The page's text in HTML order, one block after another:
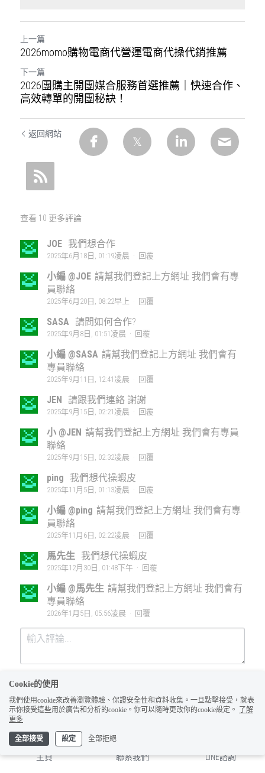
上一篇
2026momo購物電商代營運電商代操代銷推薦
下一篇
2026團購主開團媒合服務首選推薦｜快速合作、
高效轉單的開團秘訣！
返回網站
查看 10 更多評論
JOE 我們想合作
2025年6月18日, 01:19凌晨 · 回覆
小編 @JOE 請幫我們登記上方網址 我們會有專
員聯絡
2025年6月20日, 08:22早上 · 回覆
SASA 請問如何合作?
2025年9月8日, 01:51凌晨 · 回覆
小編 @SASA 請幫我們登記上方網址 我們會有
專員聯絡
2025年9月11日, 12:41凌晨 · 回覆
JEN 請跟我們連絡 謝謝
2025年9月15日, 02:21凌晨 · 回覆
小 @JEN 請幫我們登記上方網址 我們會有專員
聯絡
2025年9月15日, 02:32凌晨 · 回覆
ping 我們想代操蝦皮
2025年11月5日, 01:13凌晨 · 回覆
小編 @ping 請幫我們登記上方網址 我們會有專
員聯絡
2025年11月6日, 02:22凌晨 · 回覆
馬先生 我們想代操蝦皮
2025年12月30日, 01:48下午 · 回覆
小編 @馬先生 請幫我們登記上方網址 我們會有
專員聯絡
2026年1月5日, 05:56凌晨 · 回覆
提交 取消
主頁 聯系我們 LINE諮詢
Cookie的使用
我們使用cookie來改善瀏覽體驗、保證安全性和資料收集。一旦點擊接受，就表
示你接受這些用於廣告和分析的cookie。你可以隨時更改你的cookie設定。
了解
更多
全部接受 設定 全部拒絕